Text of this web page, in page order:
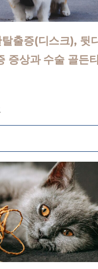
출증(디스크), 뒷
증상과 수술 골든